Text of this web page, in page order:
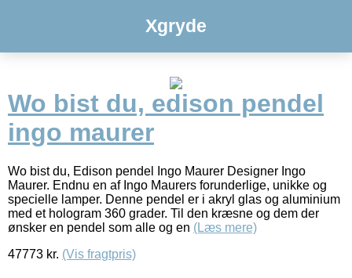
Xgryde
Wo bist du, edison pendel
ingo maurer
Wo bist du, Edison pendel Ingo Maurer Designer Ingo
Maurer. Endnu en af Ingo Maurers forunderlige, unikke og
specielle lamper. Denne pendel er i akryl glas og aluminium
med et hologram 360 grader. Til den kræsne og dem der
ønsker en pendel som alle og en (Læs mere)
47773 kr. (Vis fragtpris)